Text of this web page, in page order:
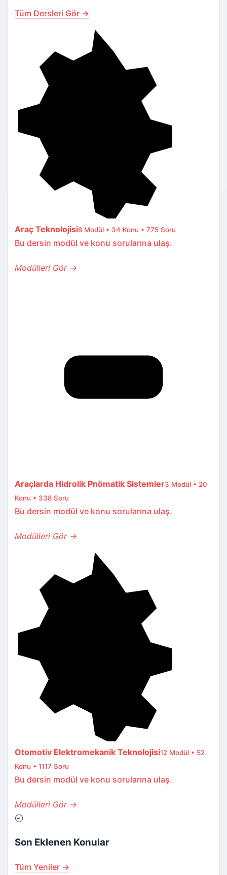
Tüm Dersleri Gör →
Araç Teknolojisi8 Modül • 34 Konu • 775 Soru
Bu dersin modül ve konu sorularına ulaş.
Modülleri Gör →
Araçlarda Hidrolik Pnömatik Sistemler3 Modül • 20
Konu • 338 Soru
Bu dersin modül ve konu sorularına ulaş.
Modülleri Gör →
Otomotiv Elektromekanik Teknolojisi12 Modül • 52
Konu • 1117 Soru
Bu dersin modül ve konu sorularına ulaş.
Modülleri Gör →
🕘
Son Eklenen Konular
Tüm Yeniler →